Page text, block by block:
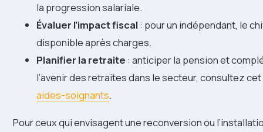
la progression salariale.
Évaluer l’impact fiscal : pour un indépendant, le
disponible après charges.
Planifier la retraite : anticiper la pension et
l’avenir des retraites dans le secteur, consultez
aides-soignants.
Pour ceux qui envisagent une reconversion ou